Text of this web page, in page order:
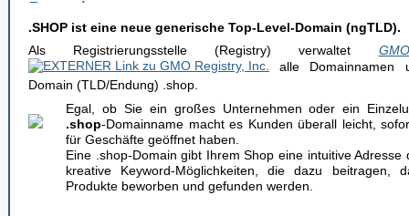
.SHOP ist eine neue generische Top-Level-Domain (ngTLD).
Als Registrierungsstelle (Registry) verwaltet
alle Domainnamen
Domain (TLD/Endung) .shop.
Egal, ob Sie ein großes Unternehmen oder ein
.shop-Domainname macht es Kunden überall leicht,
für Geschäfte geöffnet haben.
Eine .shop-Domain gibt Ihrem Shop eine intuitive Adresse
kreative Keyword-Möglichkeiten, die dazu beitragen,
Produkte beworben und gefunden werden.